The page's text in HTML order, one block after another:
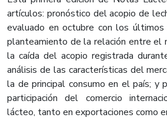
artículos: pronóstico del acopio de
evaluado en octubre con los
planteamiento de la relación entre el
la caída del acopio registrada
análisis de las características del
la de principal consumo en el país; y
participación del comercio
lácteo, tanto en exportaciones como